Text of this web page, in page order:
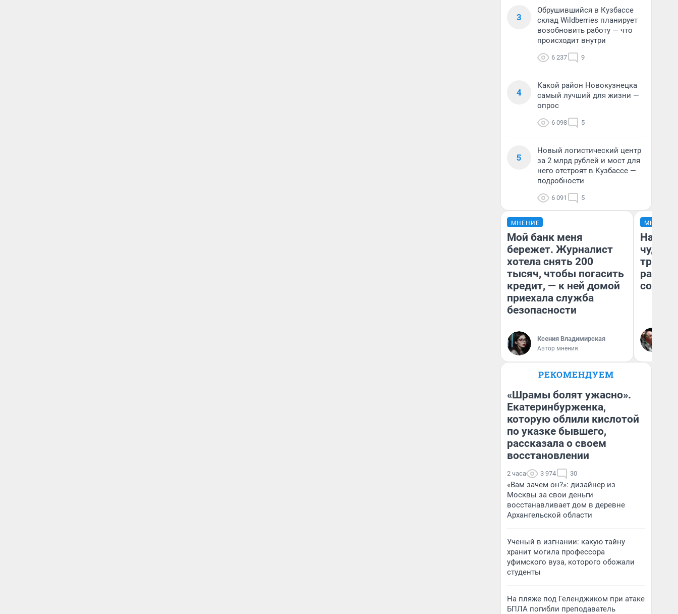
3
Обрушившийся в Кузбассе
склад Wildberries планирует
возобновить работу — что
происходит внутри
6 237 9
4
Какой район Новокузнецка
самый лучший для жизни —
опрос
6 098 5
5
Новый логистический центр
за 2 млрд рублей и мост для
него отстроят в Кузбассе —
подробности
6 091 5
МНЕНИЕ
Мой банк меня
бережет. Журналист
хотела снять 200
тысяч, чтобы погасить
кредит, — к ней домой
приехала служба
безопасности
Ксения Владимирская
Автор мнения
МНЕНИЕ
чудом
РЕКОМЕНДУЕМ
«Шрамы болят ужасно».
Екатеринбурженка,
которую облили кислотой
по указке бывшего,
рассказала о своем
восстановлении
2 часа 3 974 30
«Вам зачем он?»: дизайнер из
Москвы за свои деньги
восстанавливает дом в деревне
Архангельской области
Ученый в изгнании: какую тайну
хранит могила профессора
уфимского вуза, которого обожали
студенты
На пляже под Геленджиком при атаке
БПЛА погибли преподаватель